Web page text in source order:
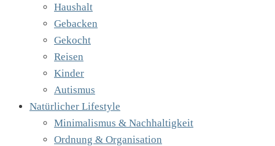
Haushalt
Gebacken
Gekocht
Reisen
Kinder
Autismus
Natürlicher Lifestyle
Minimalismus & Nachhaltigkeit
Ordnung & Organisation